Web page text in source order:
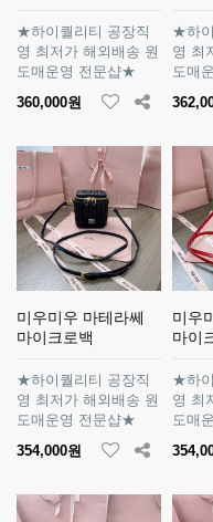
★하이퀄리티 공장직
영 최저가 해외배송 원
도매운영 전문샵★
360,000원
★하
영 최
도매
미우미우 마테라쎄
마이크로백
★하이퀄리티 공장직
영 최저가 해외배송 원
도매운영 전문샵★
354,000원
미우
마이
★하
영 최
도매